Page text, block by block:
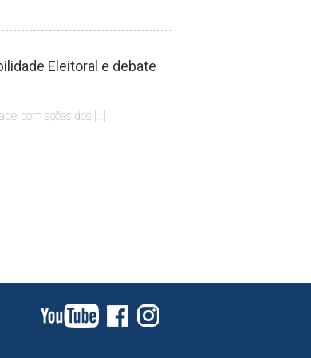
Eleitoral e debate
com ações dos […]